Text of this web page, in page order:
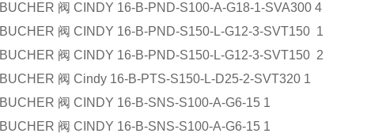
BUCHER 阀 CINDY 16-B-PND-S100-A-G18-1-SVA300 4
BUCHER 阀 CINDY 16-B-PND-S150-L-G12-3-SVT150 1
BUCHER 阀 CINDY 16-B-PND-S150-L-G12-3-SVT150 2
BUCHER 阀 Cindy 16-B-PTS-S150-L-D25-2-SVT320 1
BUCHER 阀 CINDY 16-B-SNS-S100-A-G6-15 1
BUCHER 阀 CINDY 16-B-SNS-S100-A-G6-15 1